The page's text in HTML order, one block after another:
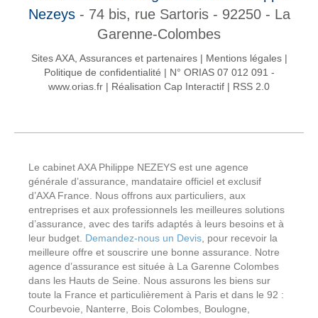
Nezeys- 74 bis, rue Sartoris - 92250 - La
Garenne-Colombes
Sites AXA, Assurances et partenaires| Mentions légales|
Politique de confidentialité | N° ORIAS 07 012 091 -
www.orias.fr | Réalisation Cap Interactif | RSS 2.0
Le cabinet AXA Philippe NEZEYS est une agence
générale d’assurance, mandataire officiel et exclusif
d’AXA France. Nous offrons aux particuliers, aux
entreprises et aux professionnels les meilleures solutions
d’assurance, avec des tarifs adaptés à leurs besoins et à
leur budget. Demandez-nous un Devis , pour recevoir la
meilleure offre et souscrire une bonne assurance. Notre
agence d’assurance est située à La Garenne Colombes
dans les Hauts de Seine. Nous assurons les biens sur
toute la France et particulièrement à Paris et dans le 92 :
Courbevoie, Nanterre, Bois Colombes, Boulogne,